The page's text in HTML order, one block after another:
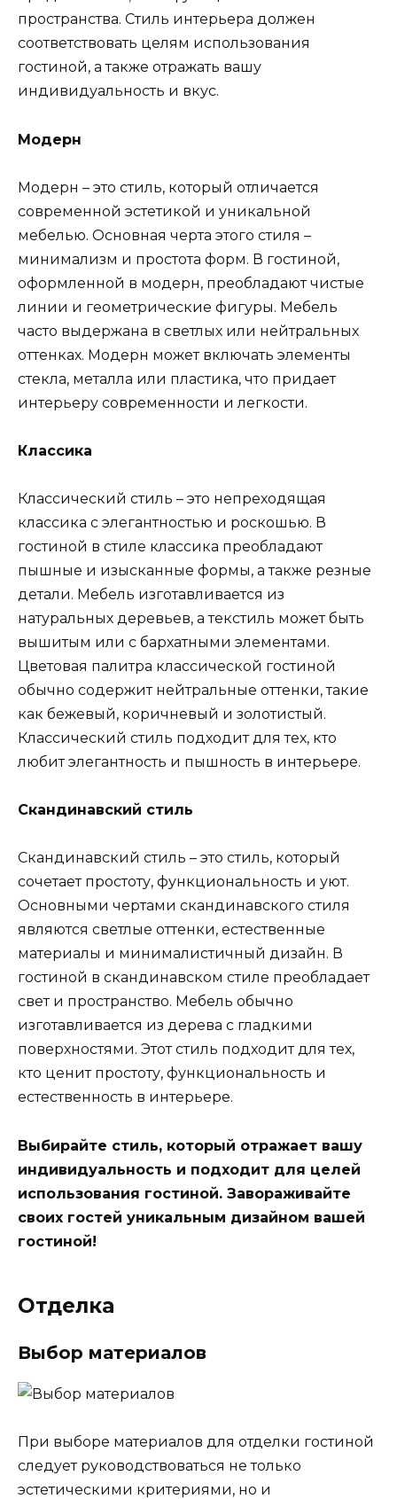
пространства. Стиль интерьера должен
соответствовать целям использования
гостиной, а также отражать вашу
индивидуальность и вкус.
Модерн
Модерн – это стиль, который отличается
современной эстетикой и уникальной
мебелью. Основная черта этого стиля –
минимализм и простота форм. В гостиной,
оформленной в модерн, преобладают чистые
линии и геометрические фигуры. Мебель
часто выдержана в светлых или нейтральных
оттенках. Модерн может включать элементы
стекла, металла или пластика, что придает
интерьеру современности и легкости.
Классика
Классический стиль – это непреходящая
классика с элегантностью и роскошью. В
гостиной в стиле классика преобладают
пышные и изысканные формы, а также резные
детали. Мебель изготавливается из
натуральных деревьев, а текстиль может быть
вышитым или с бархатными элементами.
Цветовая палитра классической гостиной
обычно содержит нейтральные оттенки, такие
как бежевый, коричневый и золотистый.
Классический стиль подходит для тех, кто
любит элегантность и пышность в интерьере.
Скандинавский стиль
Скандинавский стиль – это стиль, который
сочетает простоту, функциональность и уют.
Основными чертами скандинавского стиля
являются светлые оттенки, естественные
материалы и минималистичный дизайн. В
гостиной в скандинавском стиле преобладает
свет и пространство. Мебель обычно
изготавливается из дерева с гладкими
поверхностями. Этот стиль подходит для тех,
кто ценит простоту, функциональность и
естественность в интерьере.
Выбирайте стиль, который отражает вашу
индивидуальность и подходит для целей
использования гостиной. Завораживайте
своих гостей уникальным дизайном вашей
гостиной!
Отделка
Выбор материалов
При выборе материалов для отделки гостиной
следует руководствоваться не только
эстетическими критериями, но и